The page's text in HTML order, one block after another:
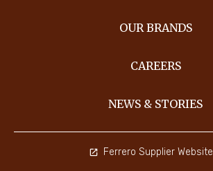
OUR BRANDS
CAREERS
NEWS & STORIES
Ferrero Supplier Website